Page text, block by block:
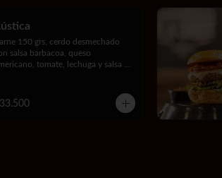
150 grs, cerdo desmechado
salsa barbacoa, queso
tomate, lechuga y salsa